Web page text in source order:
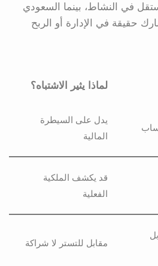
في النشاط، بينما السعودي
حقيقة في الإدارة أو الربح
لماذا يثير الاشتباه؟
يدل على السيطرة
المالية
قد يكشف الملكية
الفعلية
مقابل للتستر لا شراكة